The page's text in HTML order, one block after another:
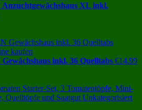
XL inkl.
inkl. 36 Quelltabs €14.99